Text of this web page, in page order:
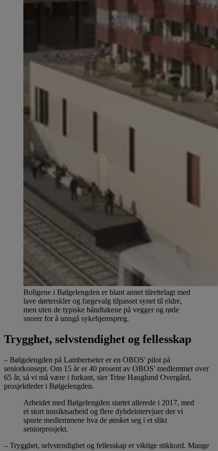
Boligene i Bølgelengden er blant annet tilrettelagt med
lave dørterskler og fargevalg tilpasset synet til eldre,
men uten de typiske håndtakene på vegger og røde
snorer for å unngå sykehjemspreg.
Trygghet, selvstendighet og fellesskap
– Bølgelengden på Lambertseter er en OBOS' pilot på
seniorkonsept. Om 15 år er 40 prosent av OBOS' medlemmer over
65 år, så vi må være i forkant, sier Trine Hauglund Overgård,
prosjektleder i Bølgelengden.
Arbeidet med Bølgelengden startet allerede i 2017, med
et stort innsiktsarbeid og flere dybdeintervjuer der vi
spurte medlemmene hva de ønsket seg i et slikt
seniorprosjekt.
– Trygghet, selvstendighet og fellesskap er viktige stikkord. Mange